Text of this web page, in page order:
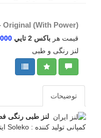
Original (With Power)
قیمت هر باکس 2 تايي
لنز رنگی و طبی
توضیحات
لنز طبی رنگی
کمپانی تولید کننده : Soleko ایتالیا